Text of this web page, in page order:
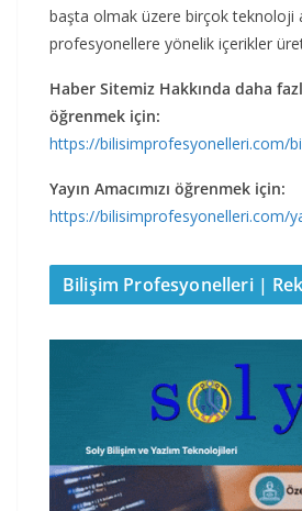
başta olmak üzere birçok teknoloji
profesyonellere yönelik içerikler
Haber Sitemiz Hakkında daha
öğrenmek için:
https://bilisimprofesyonelleri.com/
Yayın Amacımızı öğrenmek için:
https://bilisimprofesyonelleri.com/
Bilişim Profesyonelleri |